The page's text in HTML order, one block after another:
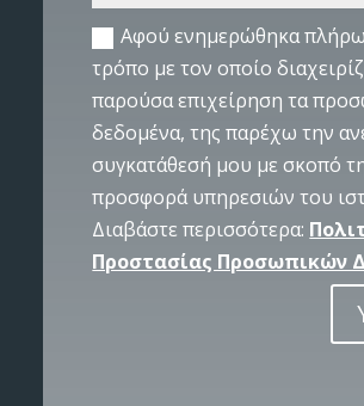
Αφού ενημερώθηκα
τρόπο με τον οποίο
παρούσα επιχείρηση τα
δεδομένα, της παρέχω την
συγκατάθεσή μου με σκοπό
προσφορά υπηρεσιών του
Διαβάστε περισσότερα:
Προστασίας Προσωπικών